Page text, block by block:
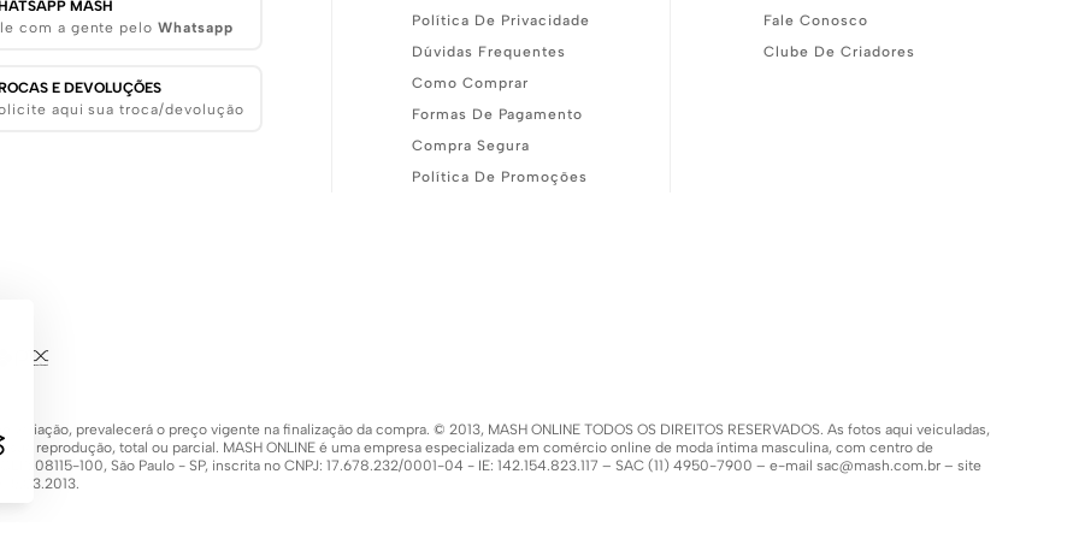
MASH
com a gente peloWhatsapp
E DEVOLUÇÕES
aqui sua troca/devolução
Política De Privacidade
Dúvidas Frequentes
Como Comprar
Formas De Pagamento
Compra Segura
Política De Promoções
Fale Conosco
Clube De Criadores
prevalecerá o preço vigente na finalização da compra. © 2013, MASH ONLINE TODOS OS DIREITOS RESERVADOS. As fotos aqui veiculadas,
sua reprodução, total ou parcial. MASH ONLINE é uma empresa especializada em comércio online de moda íntima masculina, com centro de
08115-100, São Paulo - SP, inscrita no CNPJ: 17.678.232/0001-04 - IE: 142.154.823.117 – SAC (11) 4950-7900 – e-mailsac@mash.com.br – site